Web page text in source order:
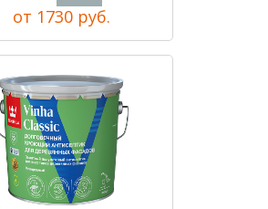
от 1730 руб.